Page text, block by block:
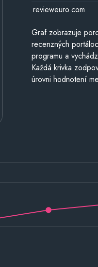
revieweuro.com
Graf zobrazuje
recenzných
programu a
Každá krivka
úrovni hodnotení